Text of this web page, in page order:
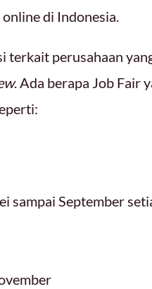
online di Indonesia.
terkait perusahaan
. Ada berapa Job Fair
sampai September